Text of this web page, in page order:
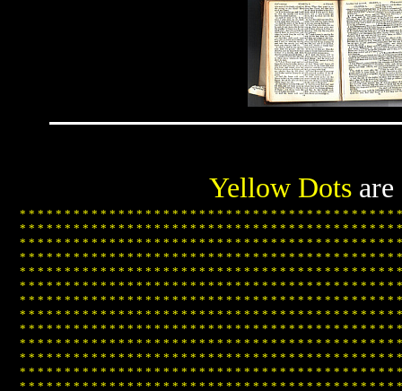
Yellow Dots
* * * * * * * * * * * * * * * * * * * * * * * * * * * * * * * * * * * * * * * * * *
* * * * * * * * * * * * * * * * * * * * * * * * * * * * * * * * * * * * * * * * * *
* * * * * * * * * * * * * * * * * * * * * * * * * * * * * * * * * * * * * * * * * *
* * * * * * * * * * * * * * * * * * * * * * * * * * * * * * * * * * * * * * * * * *
* * * * * * * * * * * * * * * * * * * * * * * * * * * * * * * * * * * * * * * * * *
* * * * * * * * * * * * * * * * * * * * * * * * * * * * * * * * * * * * * * * * * *
* * * * * * * * * * * * * * * * * * * * * * * * * * * * * * * * * * * * * * * * * *
* * * * * * * * * * * * * * * * * * * * * * * * * * * * * * * * * * * * * * * * * *
* * * * * * * * * * * * * * * * * * * * * * * * * * * * * * * * * * * * * * * * * *
* * * * * * * * * * * * * * * * * * * * * * * * * * * * * * * * * * * * * * * * * *
* * * * * * * * * * * * * * * * * * * * * * * * * * * * * * * * * * * * * * * * * *
* * * * * * * * * * * * * * * * * * * * * * * * * * * * * * * * * * * * * * * * * *
* * * * * * * * * * * * * * * * * * * * * * * * * * * * * * * * * * * * * * * * * *